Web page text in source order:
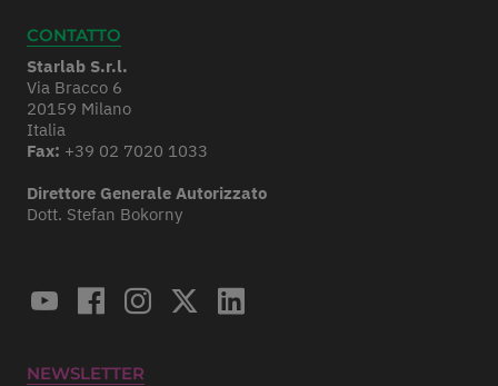
CONTATTO
Starlab S.r.l.
Via Bracco 6
20159 Milano
Italia
Fax: +39 02 7020 1033
Direttore Generale Autorizzato
Dott. Stefan Bokorny
NEWSLETTER